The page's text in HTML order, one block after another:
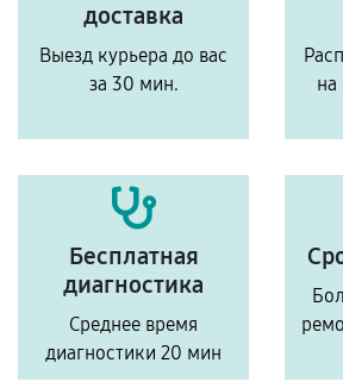
доставка
Выезд курьера до вас
за 30 мин.
на
Бесплатная
диагностика
Среднее время
диагностики 20 мин